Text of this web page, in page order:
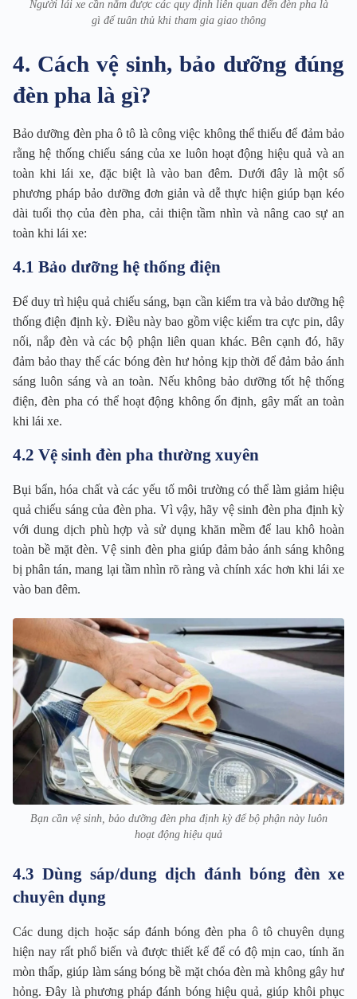
Người lái xe cần nắm được các quy định liên quan đến đèn pha là
gì để tuân thủ khi tham gia giao thông
4. Cách vệ sinh, bảo dưỡng đúng
đèn pha là gì?
Bảo dưỡng đèn pha ô tô là công việc không thể thiếu để đảm bảo
rằng hệ thống chiếu sáng của xe luôn hoạt động hiệu quả và an
toàn khi lái xe, đặc biệt là vào ban đêm. Dưới đây là một số
phương pháp bảo dưỡng đơn giản và dễ thực hiện giúp bạn kéo
dài tuổi thọ của đèn pha, cải thiện tầm nhìn và nâng cao sự an
toàn khi lái xe:
4.1 Bảo dưỡng hệ thống điện
Để duy trì hiệu quả chiếu sáng, bạn cần kiểm tra và bảo dưỡng hệ
thống điện định kỳ. Điều này bao gồm việc kiểm tra cực pin, dây
nối, nắp đèn và các bộ phận liên quan khác. Bên cạnh đó, hãy
đảm bảo thay thế các bóng đèn hư hỏng kịp thời để đảm bảo ánh
sáng luôn sáng và an toàn. Nếu không bảo dưỡng tốt hệ thống
điện, đèn pha có thể hoạt động không ổn định, gây mất an toàn
khi lái xe.
4.2 Vệ sinh đèn pha thường xuyên
Bụi bẩn, hóa chất và các yếu tố môi trường có thể làm giảm hiệu
quả chiếu sáng của đèn pha. Vì vậy, hãy vệ sinh đèn pha định kỳ
với dung dịch phù hợp và sử dụng khăn mềm để lau khô hoàn
toàn bề mặt đèn. Vệ sinh đèn pha giúp đảm bảo ánh sáng không
bị phân tán, mang lại tầm nhìn rõ ràng và chính xác hơn khi lái xe
vào ban đêm.
Bạn cần vệ sinh, bảo dưỡng đèn pha định kỳ để bộ phận này luôn
hoạt động hiệu quả
4.3 Dùng sáp/dung dịch đánh bóng đèn xe
chuyên dụng
Các dung dịch hoặc sáp đánh bóng đèn pha ô tô chuyên dụng
hiện nay rất phổ biến và được thiết kế để có độ mịn cao, tính ăn
mòn thấp, giúp làm sáng bóng bề mặt chóa đèn mà không gây hư
hỏng. Đây là phương pháp đánh bóng hiệu quả, giúp khôi phục